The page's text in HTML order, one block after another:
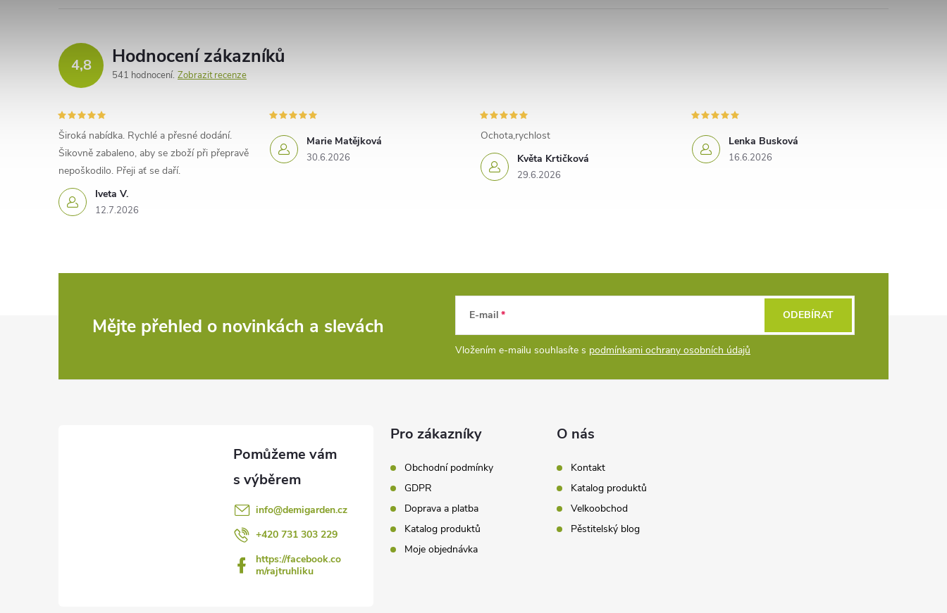
4,8 Hodnocení zákazníků
541 hodnocení Zobrazit recenze
Iveta V.
12.7.2026
Široká nabídka. Rychlé a přesné dodání.
Šikovně zabaleno, aby se zboží při přepravě
nepoškodilo. Přeji ať se daří.
Marie Matějková
30.6.2026 Květa Krtičková
29.6.2026
Ochota,rychlost Lenka Busková
16.6.2026
Mějte přehled o novinkách a slevách E-mail
Vložením e-mailu souhlasíte s podmínkami ochrany osobních údajů
ODEBÍRAT
info@demigarden.cz
+420 731 303 229
https://facebook.co
m/rajtruhliku
Pro zákazníky
Obchodní podmínky
GDPR
Doprava a platba
Katalog produktů
Moje objednávka
O nás
Kontakt
Katalog produktů
Velkoobchod
Pěstitelský blog